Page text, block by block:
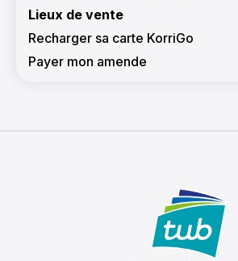
Lieux de vente
Recharger sa carte KorriGo
Payer mon amende